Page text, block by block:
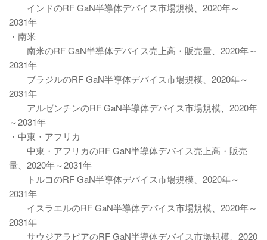
インドのRF GaN半導体デバイス市場規模、2020年～
2031年
・南米
南米のRF GaN半導体デバイス売上高・販売量、2020年～
2031年
ブラジルのRF GaN半導体デバイス市場規模、2020年～
2031年
アルゼンチンのRF GaN半導体デバイス市場規模、2020年
～2031年
・中東・アフリカ
中東・アフリカのRF GaN半導体デバイス売上高・販売
量、2020年～2031年
トルコのRF GaN半導体デバイス市場規模、2020年～
2031年
イスラエルのRF GaN半導体デバイス市場規模、2020年～
2031年
サウジアラビアのRF GaN半導体デバイス市場規模、2020